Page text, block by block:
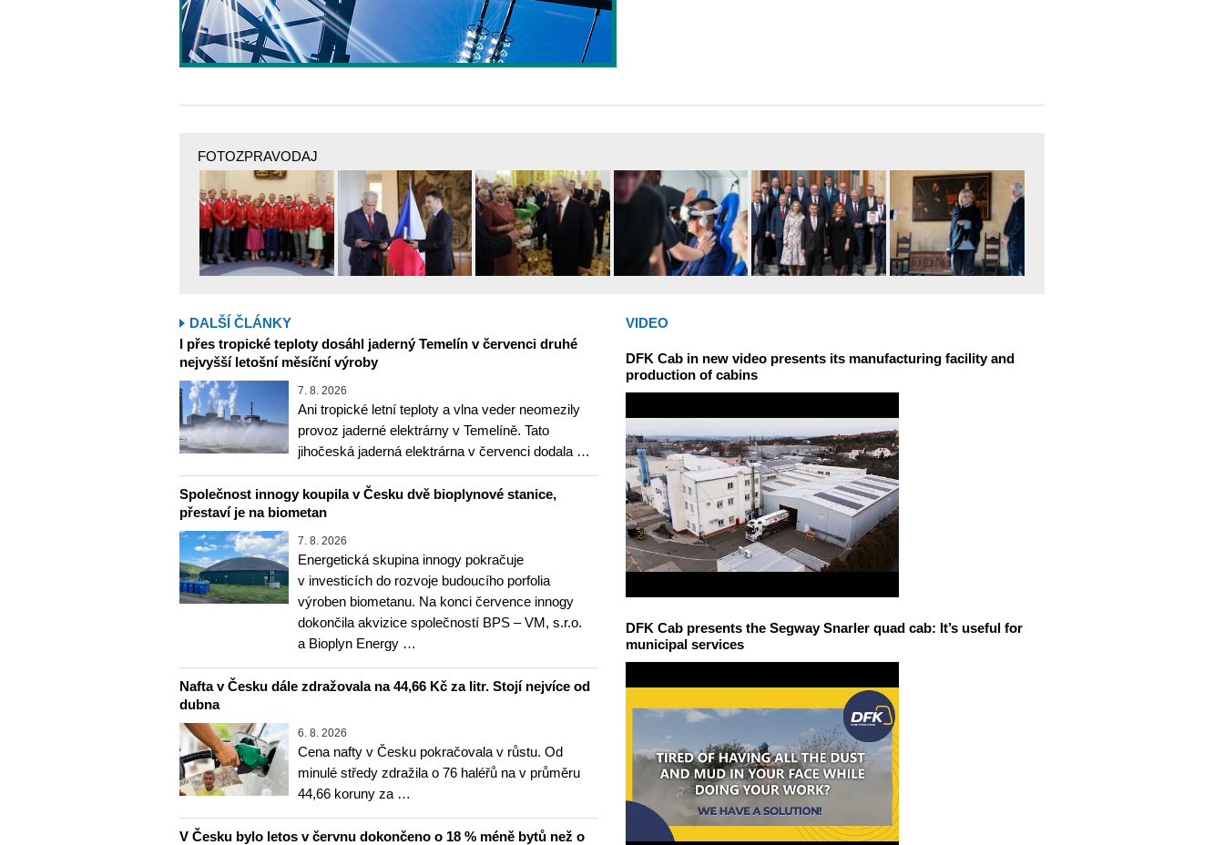
FOTOZPRAVODAJ
DALŠÍ ČLÁNKY
I přes tropické teploty dosáhl jaderný Temelín v červenci druhé
nejvyšší letošní měsíční výroby
7. 8. 2026
Ani tropické letní teploty a vlna veder neomezily
provoz jaderné elektrárny v Temelíně. Tato
jihočeská jaderná elektrárna v červenci dodala …
Společnost innogy koupila v Česku dvě bioplynové stanice,
přestaví je na biometan
7. 8. 2026
Energetická skupina innogy pokračuje
v investicích do rozvoje budoucího porfolia
výroben biometanu. Na konci července innogy
dokončila akvizice společností BPS – VM, s.r.o.
a Bioplyn Energy …
Nafta v Česku dále zdražovala na 44,66 Kč za litr. Stojí nejvíce od
dubna
6. 8. 2026
Cena nafty v Česku pokračovala v růstu. Od
minulé středy zdražila o 76 haléřů na v průměru
44,66 koruny za …
V Česku bylo letos v červnu dokončeno o 18 % méně bytů než o
VIDEO
DFK Cab in new video presents its manufacturing facility and
production of cabins
DFK Cab presents the Segway Snarler quad cab: It’s useful for
municipal services